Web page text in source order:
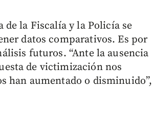
la Fiscalía y la Policía se
datos comparativos. Es por
futuros. “Ante la ausencia
de victimización nos
han aumentado o disminuido”,